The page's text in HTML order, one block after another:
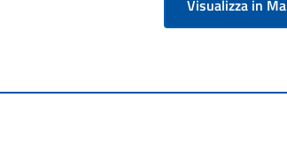
Visualizza in